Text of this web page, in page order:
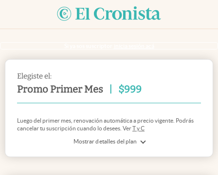
Elegiste el:
Promo Primer Mes $999
Mostrar detalles del plan
Luego del primer mes, renovación automática a precio vigente. Podrás
cancelar tu suscripción cuando lo desees. VerT y C